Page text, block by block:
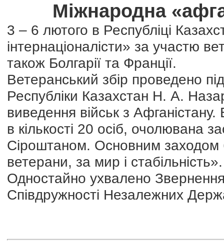
Міжнародна
3 – 6 лютого в Республіці
інтернаціоналісти» за участю
також Болгарії та Франції.
Ветеранський збір проведено
Республіки Казахстан Н. А.
виведення військ з Афганістану.
в кількості 20 осіб, очолювана
Сіроштаном. Основним
ветерани, за мир і стабільність».
Одностайно ухвалено
Співдружності Незалежних